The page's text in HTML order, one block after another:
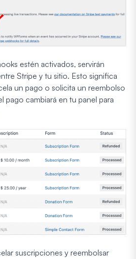
estén activados, servirán
Stripe y tu sitio. Esto significa
un pago o solicita un reembolso
pago cambiará en tu panel para
suscripciones y reembolsar